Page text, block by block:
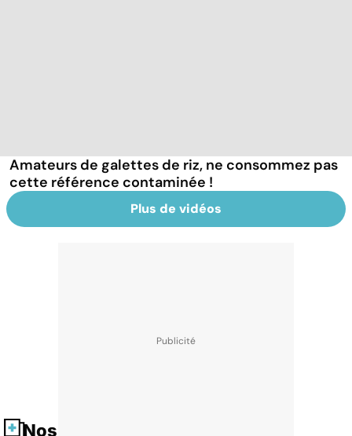
Amateurs de galettes de riz, ne consommez pas
cette référence contaminée !
Plus de vidéos
Nos fiches santé